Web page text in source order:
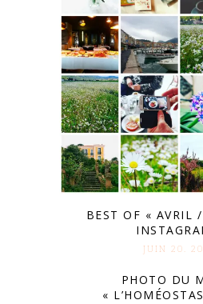
BEST OF « AVRIL
JUIN 20.
PHOTO DU
«